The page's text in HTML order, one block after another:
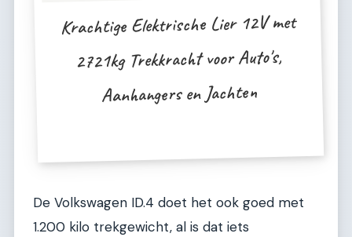
Krachtige Elektrische Lier 12V met
2721kg Trekkracht voor Auto's,
Aanhangers en Jachten
De Volkswagen ID.4 doet het ook goed met
1.200 kilo trekgewicht, al is dat iets